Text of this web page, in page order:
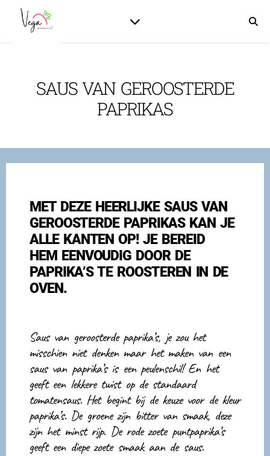
SAUS VAN GEROOSTERDE
PAPRIKAS
MET DEZE HEERLIJKE SAUS VAN
GEROOSTERDE PAPRIKAS KAN JE
ALLE KANTEN OP! JE BEREID
HEM EENVOUDIG DOOR DE
PAPRIKA’S TE ROOSTEREN IN DE
OVEN.
Saus van geroosterde paprika’s, je zou het
misschien niet denken maar het maken van een
saus van paprika’s is een peulenschil! En het
geeft een lekkere twist op de standaard
tomatensaus. Het begint bij de keuze voor de kleur
paprika’s. De groene zijn bitter van smaak, deze
zijn het minst rijp. De rode zoete puntpaprika’s
geeft een diepe zoete smaak aan de saus.